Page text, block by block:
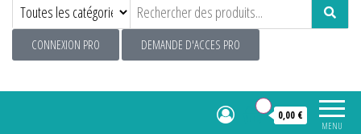
CONNEXION PRO DEMANDE D'ACCES PRO
MENU
0,00 €